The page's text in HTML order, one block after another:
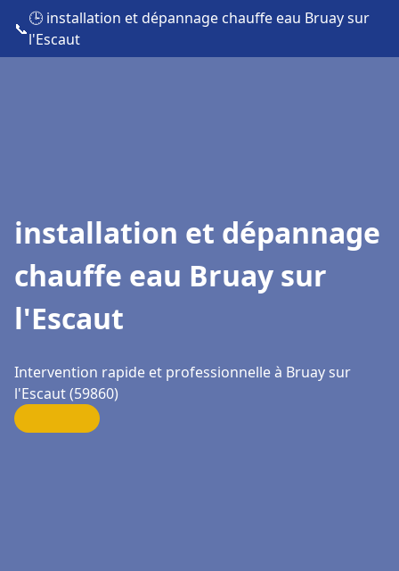
📞
🕒 installation et dépannage chauffe eau Bruay sur
l'Escaut
installation et dépannage
chauffe eau Bruay sur
l'Escaut
Intervention rapide et professionnelle à Bruay sur
l'Escaut (59860)